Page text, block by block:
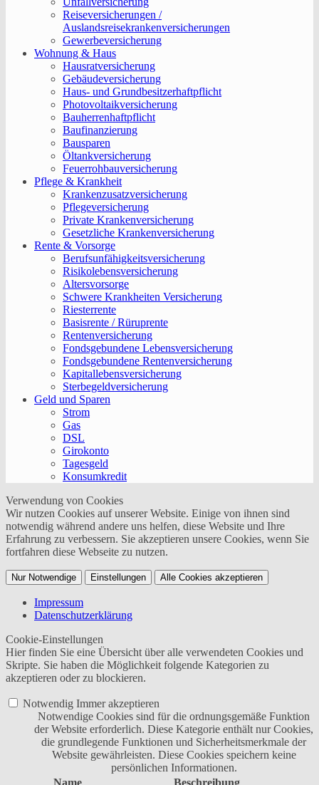
Reiseversicherungen /
Auslandsreisekrankenversicherungen
Gewerbeversicherung
Wohnung & Haus
Hausratversicherung
Gebäudeversicherung
Haus- und Grundbesitzerhaftpflicht
Photovoltaikversicherung
Bauherrenhaftpflicht
Baufinanzierung
Bausparen
Öltankversicherung
Feuerrohbauversicherung
Pflege & Krankheit
Krankenzusatzversicherung
Pflegeversicherung
Private Krankenversicherung
Gesetzliche Krankenversicherung
Rente & Vorsorge
Berufs­unfähigkeitsversicherung
Risikolebensversicherung
Altersvorsorge
Schwere Krankheiten Versicherung
Riesterrente
Basisrente / Rüruprente
Rentenversicherung
Fondsgebundene Lebensversicherung
Fondsgebundene Rentenversicherung
Kapitallebensversicherung
Sterbegeldversicherung
Geld und Sparen
Strom
Gas
DSL
Girokonto
Tagesgeld
Konsumkredit
Verwendung von Cookies
Wir nutzen Cookies auf unserer Website. Einige von ihnen sind
notwendig während andere uns helfen, diese Website und Ihre
Erfahrung zu verbessern. Sie akzeptieren unsere Cookies, wenn Sie
fortfahren diese Webseite zu nutzen.
Nur Notwendige Einstellungen Alle Cookies akzeptieren
Impressum
Datenschutzerklärung
Cookie-Einstellungen
Hier finden Sie eine Übersicht über alle verwendeten Cookies und
Skripte. Sie haben die Möglichkeit folgende Kategorien zu
akzeptieren oder zu blockieren.
Notwendig Immer akzeptieren
Notwendige Cookies sind für die ordnungsgemäße Funktion
der Website erforderlich. Diese Kategorie enthält nur Cookies,
die grundlegende Funktionen und Sicherheitsmerkmale der
Website gewährleisten. Diese Cookies speichern keine
persönlichen Informationen.
Name
Beschreibung